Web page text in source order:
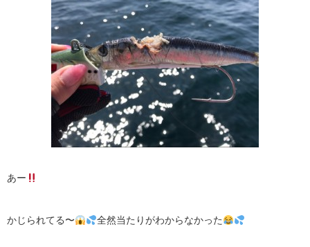
あー
かじられてる〜 全然当たりがわからなかった